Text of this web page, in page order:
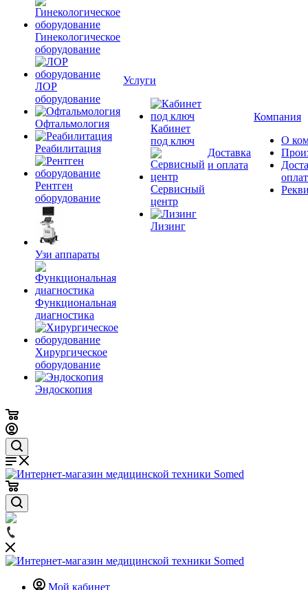
Гинекологическое
оборудование
ЛОР
оборудование
Офтальмология
Реабилитация
Рентген
оборудование
Узи аппараты
Функциональная
диагностика
Хирургическое
оборудование
Эндоскопия
Услуги
Кабинет
под ключ
Сервисный
центр
Лизинг
Доставка
и оплата
Компания
О
Мой кабинет